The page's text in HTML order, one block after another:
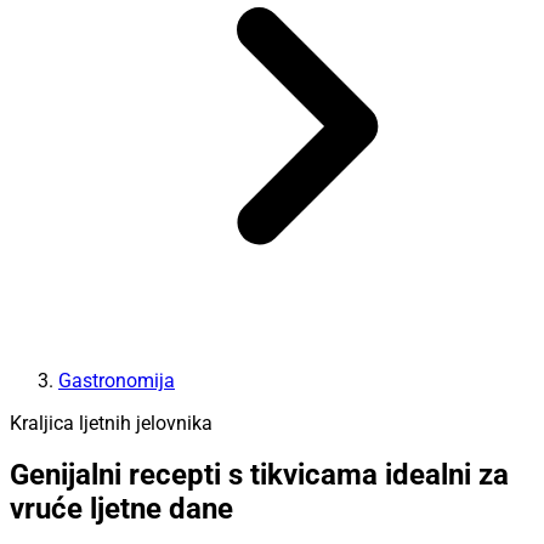
Gastronomija
Kraljica ljetnih jelovnika
Genijalni recepti s tikvicama idealni za
vruće ljetne dane